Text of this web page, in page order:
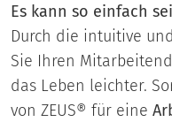
Es kann so einfach
Durch die intuitive
Sie Ihren
das Leben leichter.
von ZEUS® für eine